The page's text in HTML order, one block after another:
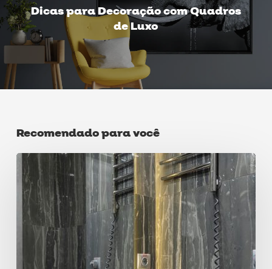
Dicas para Decoração com Quadros
de Luxo
Recomendado para você
Como
escolher
cuba
certa
para